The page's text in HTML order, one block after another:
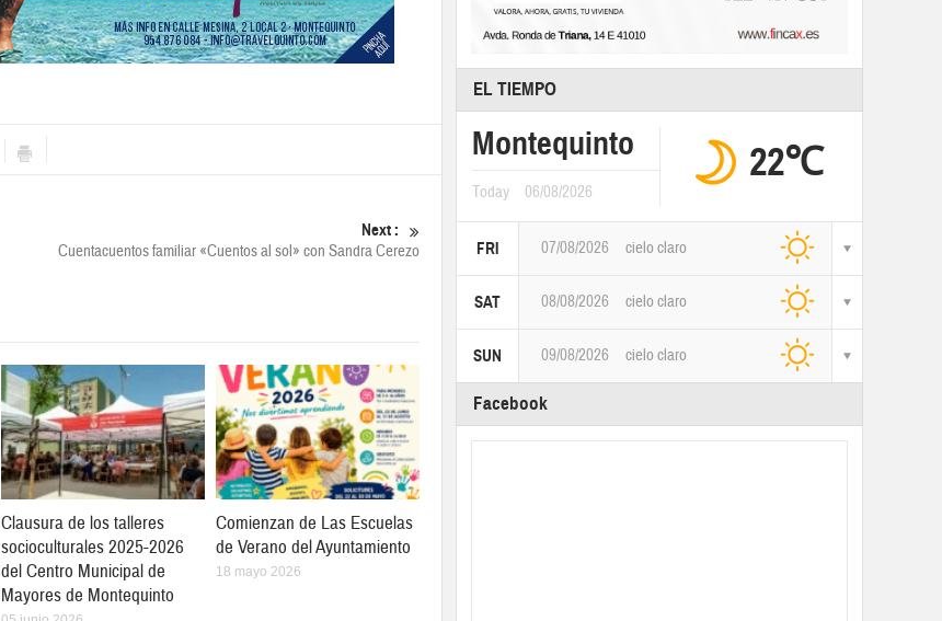
Next :
Cuentacuentos familiar «Cuentos al sol» con Sandra Cerezo
Clausura de los talleres
socioculturales 2025-2026
del Centro Municipal de
Mayores de Montequinto
Comienzan de Las Escuelas
de Verano del Ayuntamiento
18 mayo 2026
EL TIEMPO
Montequinto
Today 06/08/2026
22℃
FRI 07/08/2026 cielo claro
SAT 08/08/2026 cielo claro
SUN 09/08/2026 cielo claro
Facebook